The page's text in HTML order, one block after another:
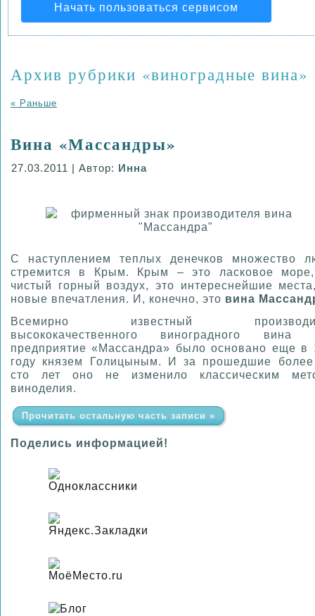
Начать пользоваться сервисом
Архив рубрики «виноградные вина»
« Раньше
Вина «Массандры»
27.03.2011 | Автор: Инна
С наступлением теплых денечков множество
стремится в Крым. Крым – это ласковое
чистый горный воздух, это интереснейшие
новые впечатления. И, конечно, это вина
Всемирно известный
высококачественного виноградного
предприятие «Массандра» было основано еще в
году князем Голицыным. И за прошедшие
сто лет оно не изменило классическим
виноделия.
Прочитать остальную часть записи »
Поделись информацией!